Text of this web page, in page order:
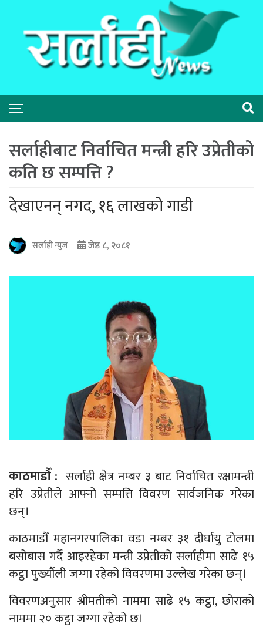
सर्लाहीबाट निर्वाचित मन्त्री हरि उप्रेतीको
कति छ सम्पत्ति ?
देखाएनन् नगद, १६ लाखको गाडी
सर्लाही न्युज जेष्ठ ८, २०८१
काठमाडौँ : सर्लाही क्षेत्र नम्बर ३ बाट निर्वाचित रक्षामन्त्री
हरि उप्रेतीले आफ्नो सम्पत्ति विवरण सार्वजनिक गरेका
छन्।
काठमाडौँ महानगरपालिका वडा नम्बर ३१ दीर्घायु टोलमा
बसोबास गर्दै आइरहेका मन्त्री उप्रेतीको सर्लाहीमा साढे १५
कट्ठा पुर्ख्यौली जग्गा रहेको विवरणमा उल्लेख गरेका छन्।
विवरणअनुसार श्रीमतीको नाममा साढे १५ कट्ठा, छोराको
नाममा २० कट्ठा जग्गा रहेको छ।